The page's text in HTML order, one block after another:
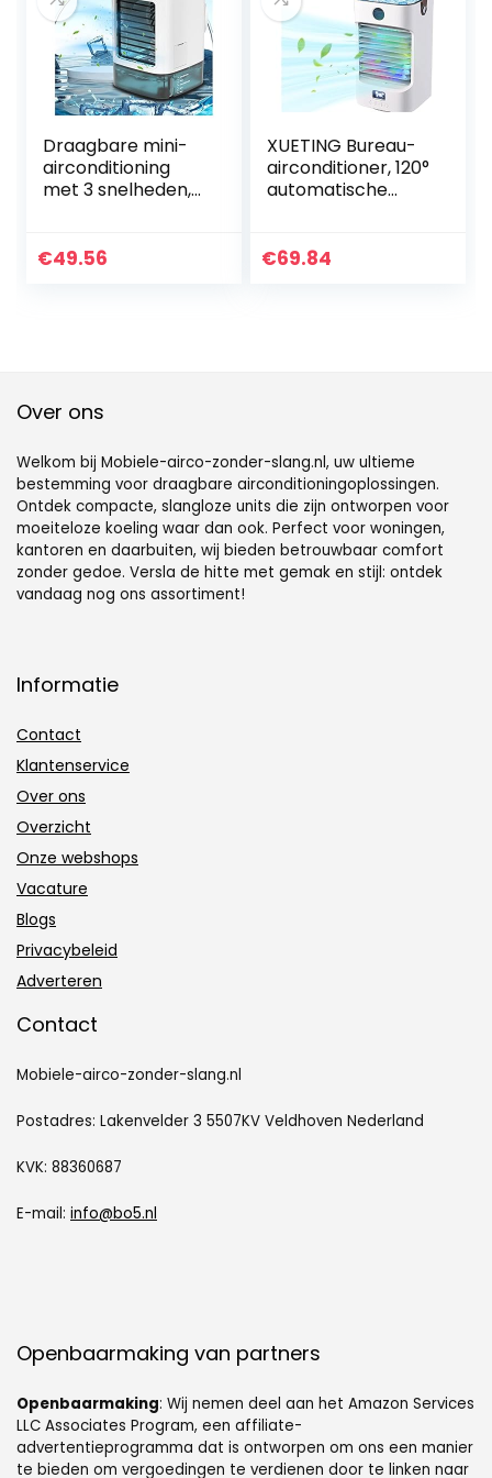
dorm enz
slaapzaal
Draagbare mini-
airconditioning
met 3 snelheden,
mobiele
€49.56
XUETING Bureau-
airconditioner, 120°
automatische
airconditioning,
€69.84
Over ons
Welkom bij Mobiele-airco-zonder-slang.nl, uw ultieme
bestemming voor draagbare airconditioningoplossingen.
Ontdek compacte, slangloze units die zijn ontworpen voor
moeiteloze koeling waar dan ook. Perfect voor woningen,
kantoren en daarbuiten, wij bieden betrouwbaar comfort
zonder gedoe. Versla de hitte met gemak en stijl: ontdek
vandaag nog ons assortiment!
Informatie
Contact
Klantenservice
Over ons
Overzicht
Onze webshops
Vacature
Blogs
Privacybeleid
Adverteren
Contact
Mobiele-airco-zonder-slang.nl
Postadres: Lakenvelder 3 5507KV Veldhoven Nederland
KVK: 88360687
E-mail: info@bo5.nl
Openbaarmaking van partners
Openbaarmaking: Wij nemen deel aan het Amazon Services
LLC Associates Program, een affiliate-
advertentieprogramma dat is ontworpen om ons een manier
te bieden om vergoedingen te verdienen door te linken naar